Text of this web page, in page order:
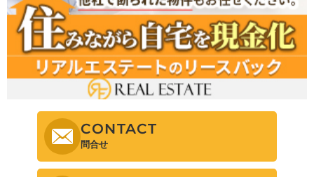
CONTACT
問合せ